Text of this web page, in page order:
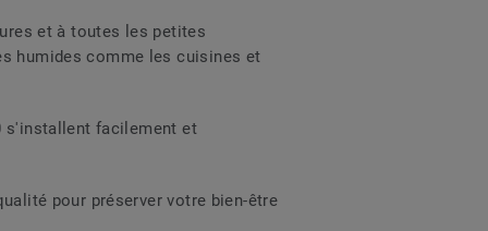
et à toutes les petites
humides comme les cuisines et
s'installent facilement et
pour préserver votre bien-être